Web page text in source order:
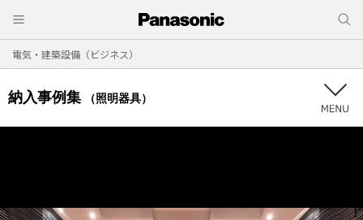
電気・建築設備（ビジネス）
納入事例集 （照明器具）